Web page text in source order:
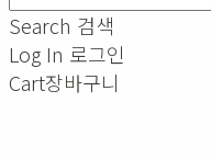
Search 검색
Log In 로그인
Cart장바구니